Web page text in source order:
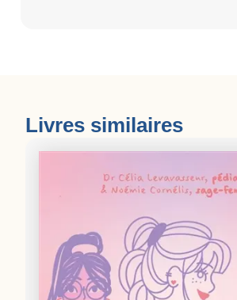
Livres similaires